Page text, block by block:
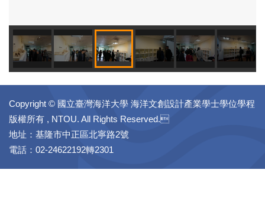
Copyright © 國立臺灣海洋大學 海洋文創設計產業學士學位學程
版權所有 , NTOU. All Rights Reserved.
地址：基隆市中正區北寧路2號
電話：02-24622192轉2301